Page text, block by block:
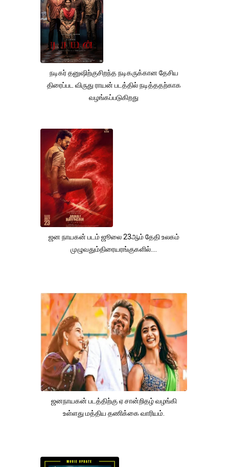
நடிகர் தனுஷிற்குசிறந்த நடிகருக்கான தேசிய
திரைப்பட விருது ராயன் படத்தில் நடித்ததற்காக
வழங்கப்படுகிறது
ஜன நாயகன் படம் ஜூலை 23ஆம் தேதி உலகம்
முழுவதும்திரையரங்குகளில்....
ஜனநாயகன் படத்திற்கு ஏ சான்றிதழ் வழங்கி
உள்ளது மத்திய தணிக்கை வாரியம்.